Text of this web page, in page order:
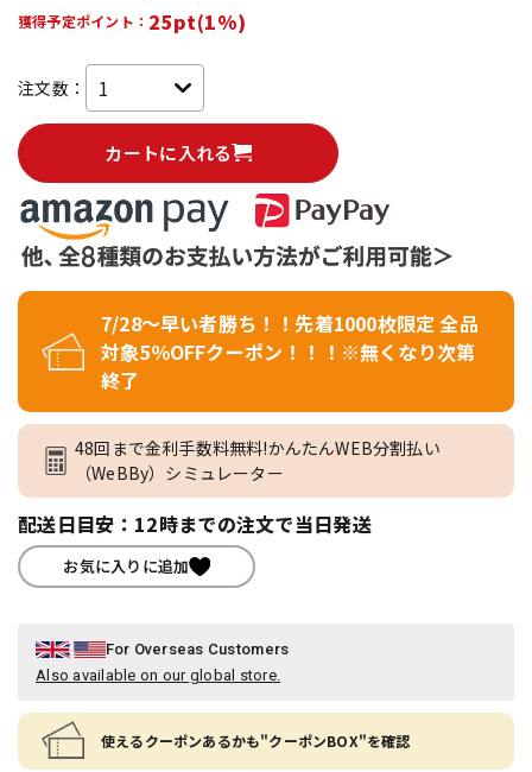
獲得予定ポイント： 25pt(1%)
注文数：
カートに入れる
7/28～早い者勝ち！！先着1000枚限定 全品
対象5％OFFクーポン！！！※無くなり次第
終了
48回まで金利手数料無料!かんたんWEB分割払い
（WeBBy）シミュレーター
配送日目安：12時までの注文で当日発送
お気に入りに追加
For Overseas Customers
Also available on our global store.
使えるクーポンあるかも"クーポンBOX"を確認